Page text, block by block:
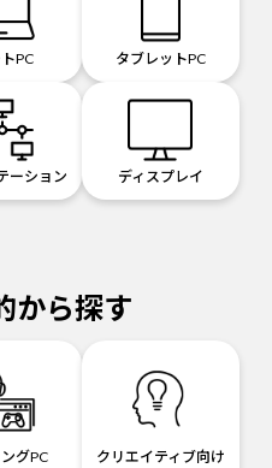
PC タブレットPC
ーション ディスプレイ
から探す
グPC
クリエイティブ向け